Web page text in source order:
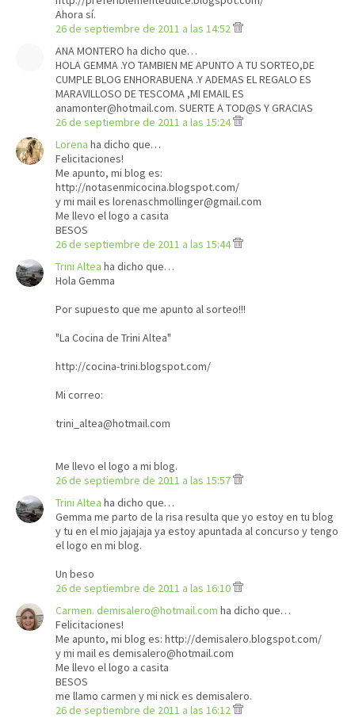
Ahora sí.
26 de septiembre de 2011 a las 14:52
ANA MONTERO ha dicho que…
HOLA GEMMA .YO TAMBIEN ME APUNTO A TU SORTEO,DE
CUMPLE BLOG ENHORABUENA .Y ADEMAS EL REGALO ES
MARAVILLOSO DE TESCOMA ,MI EMAIL ES
anamonter@hotmail.com. SUERTE A TOD@S Y GRACIAS
26 de septiembre de 2011 a las 15:24
Lorena ha dicho que…
Felicitaciones!
Me apunto, mi blog es:
http://notasenmicocina.blogspot.com/
y mi mail es lorenaschmollinger@gmail.com
Me llevo el logo a casita
BESOS
26 de septiembre de 2011 a las 15:44
Trini Altea ha dicho que…
Hola Gemma
Por supuesto que me apunto al sorteo!!!
"La Cocina de Trini Altea"
http://cocina-trini.blogspot.com/
Mi correo:
trini_altea@hotmail.com
Me llevo el logo a mi blog.
26 de septiembre de 2011 a las 15:57
Trini Altea ha dicho que…
Gemma me parto de la risa resulta que yo estoy en tu blog
y tu en el mio jajajaja ya estoy apuntada al concurso y tengo
el logo en mi blog.
Un beso
26 de septiembre de 2011 a las 16:10
Carmen. demisalero@hotmail.com ha dicho que…
Felicitaciones!
Me apunto, mi blog es: http://demisalero.blogspot.com/
y mi mail es demisalero@hotmail.com
Me llevo el logo a casita
BESOS
me llamo carmen y mi nick es demisalero.
26 de septiembre de 2011 a las 16:12